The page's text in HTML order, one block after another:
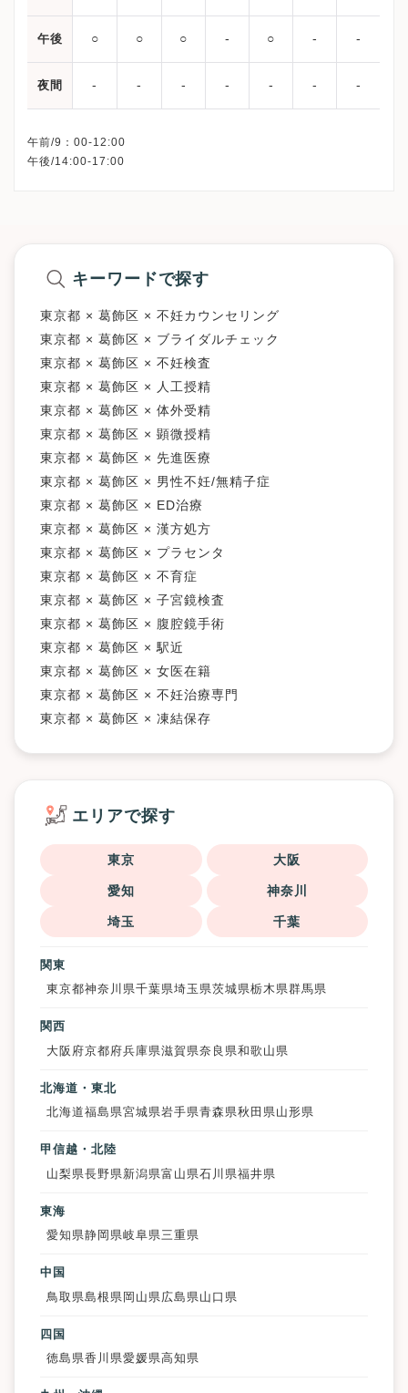
午後 ○ ○ ○ ‐ ○ ‐ ‐
夜間 ‐ ‐ ‐ ‐ ‐ ‐ ‐
午前/9：00-12:00
キーワードで探す
東京都 × 葛飾区 × 不妊カウンセリング
東京都 × 葛飾区 × ブライダルチェック
東京都 × 葛飾区 × 不妊検査
東京都 × 葛飾区 × 人工授精
東京都 × 葛飾区 × 体外受精
東京都 × 葛飾区 × 顕微授精
東京都 × 葛飾区 × 先進医療
東京都 × 葛飾区 × 男性不妊/無精子症
東京都 × 葛飾区 × ED治療
東京都 × 葛飾区 × 漢方処方
東京都 × 葛飾区 × プラセンタ
東京都 × 葛飾区 × 不育症
東京都 × 葛飾区 × 子宮鏡検査
東京都 × 葛飾区 × 腹腔鏡手術
東京都 × 葛飾区 × 駅近
東京都 × 葛飾区 × 女医在籍
東京都 × 葛飾区 × 不妊治療専門
東京都 × 葛飾区 × 凍結保存
エリアで探す
東京 大阪
愛知 神奈川
埼玉 千葉
関東
東京都神奈川県千葉県埼玉県茨城県栃木県群馬県
関西
大阪府京都府兵庫県滋賀県奈良県和歌山県
北海道・東北
北海道福島県宮城県岩手県青森県秋田県山形県
甲信越・北陸
山梨県長野県 新潟県富山県石川県福井県
東海
愛知県静岡県岐阜県三重県
中国
鳥取県島根県 岡山県 広島県 山口県
四国
徳島県香川県愛媛県高知県